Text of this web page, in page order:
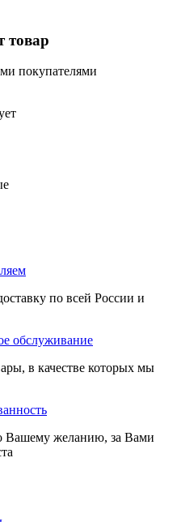
товар
покупателями
по всей России и
обслуживание
в качестве которых мы
Вашему желанию, за Вами